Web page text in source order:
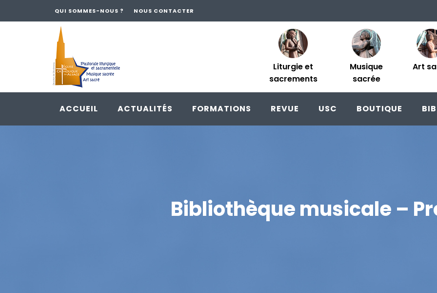
Skip
QUI SOMMES-NOUS ? NOUS CONTACTER
Liturgie et
sacrements
Musique
sacrée
Art
ACCUEIL ACTUALITÉS FORMATIONS REVUE USC BOUTIQUE
Bibliothèque musicale –